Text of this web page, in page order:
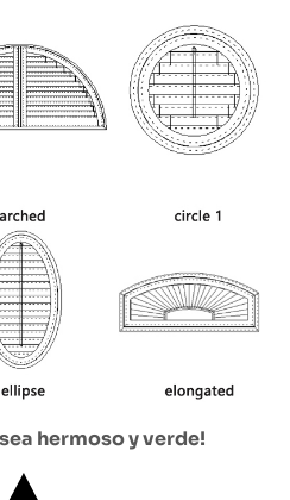
hermoso y verde!